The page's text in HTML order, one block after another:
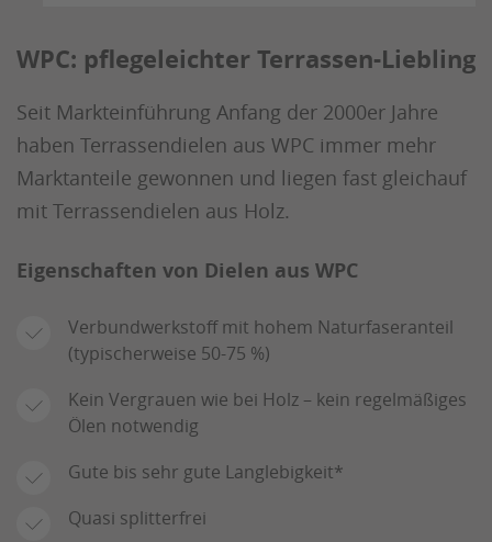
WPC: pflegeleichter Terrassen-Liebling
Seit Markteinführung Anfang der 2000er Jahre
haben Terrassendielen aus WPC immer mehr
Marktanteile gewonnen und liegen fast gleichauf
mit Terrassendielen aus Holz.
Eigenschaften von Dielen aus WPC
Verbundwerkstoff mit hohem Naturfaseranteil
(typischerweise 50-75 %)
Kein Vergrauen wie bei Holz – kein regelmäßiges
Ölen notwendig
Gute bis sehr gute Langlebigkeit*
Quasi splitterfrei